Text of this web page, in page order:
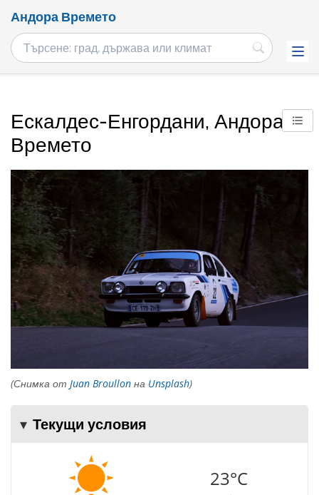
Андора Времето
Ескалдес-Енгордани, Андора
Времето
(Снимка от Juan Broullon на Unsplash)
Текущи условия
23°C